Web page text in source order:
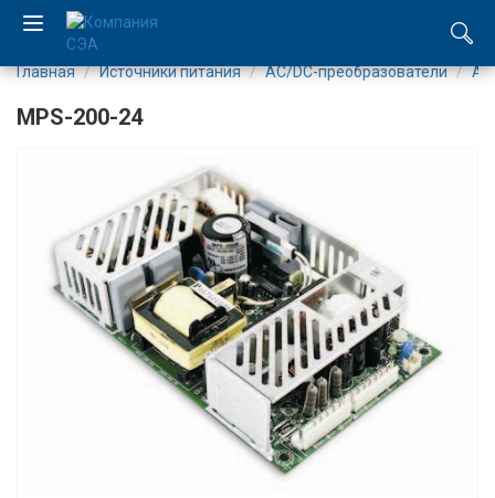
Компания
Каталог
Производство
Услуги
Главная Источники питания AC/DC-преобразователи
MPS-200-24